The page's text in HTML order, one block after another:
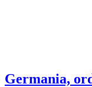
Germania,